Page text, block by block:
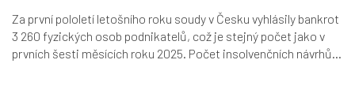
Za první pololetí letošního roku soudy v Česku vyhlásily bankrot
3 260 fyzických osob podnikatelů, což je stejný počet jako v
prvních šesti měsících roku 2025. Počet insolvenčních návrhů...